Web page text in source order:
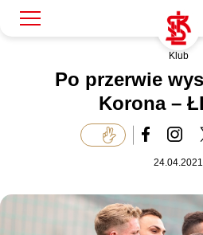
Klub
Po przerwie
Korona –
24.04.2021